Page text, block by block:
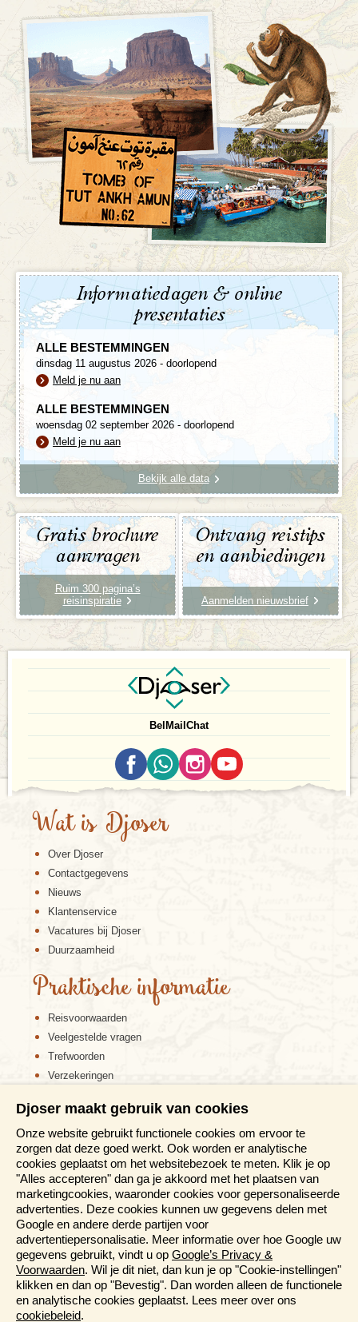
Informatiedagen & online
presentaties
ALLE BESTEMMINGEN
dinsdag 11 augustus 2026 - doorlopend
Meld je nu aan
ALLE BESTEMMINGEN
woensdag 02 september 2026 - doorlopend
Meld je nu aan
Bekijk alle data
Gratis brochure
aanvragen
Ruim 300 pagina’s
reisinspiratie
Ontvang reistips
en aanbiedingen
Aanmelden nieuwsbrief
BelMailChat
Wat is Djoser
Over Djoser
Contactgegevens
Nieuws
Klantenservice
Vacatures bij Djoser
Duurzaamheid
Praktische informatie
Reisvoorwaarden
Veelgestelde vragen
Trefwoorden
Verzekeringen
Disclaimer
Cookiebeleid
Privacy verklaring
Reis en boek met Djoser zekerheid
Meer weten?
Brochure aanvragen
Presentaties en Informatiedagen
Magazine
Aanmelden nieuwsbrief
Djoser maakt gebruik van cookies
Onze website gebruikt functionele cookies om ervoor te
zorgen dat deze goed werkt. Ook worden er analytische
cookies geplaatst om het websitebezoek te meten. Klik je op
"Alles accepteren" dan ga je akkoord met het plaatsen van
marketingcookies, waaronder cookies voor gepersonaliseerde
advertenties. Deze cookies kunnen uw gegevens delen met
Google en andere derde partijen voor
advertentiepersonalisatie. Meer informatie over hoe Google uw
gegevens gebruikt, vindt u op Google’s Privacy &
Voorwaarden. Wil je dit niet, dan kun je op "Cookie-instellingen"
klikken en dan op "Bevestig". Dan worden alleen de functionele
en analytische cookies geplaatst. Lees meer over ons
cookiebeleid.